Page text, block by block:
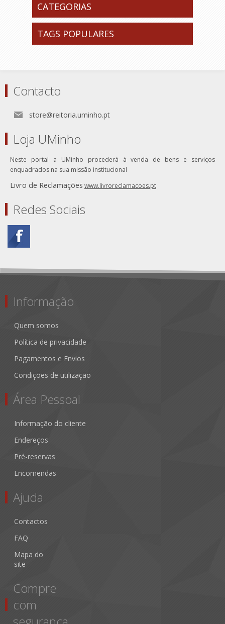
CATEGORIAS
TAGS POPULARES
Contacto
store@reitoria.uminho.pt
Loja UMinho
Neste portal a UMinho procederá à venda de bens e serviços
enquadrados na sua missão institucional
Livro de Reclamações www.livroreclamacoes.pt
Redes Sociais
Informação
Quem somos
Política de privacidade
Pagamentos e Envios
Condições de utilização
Área Pessoal
Informação do cliente
Endereços
Pré-reservas
Encomendas
Ajuda
Contactos
FAQ
Mapa do
site
Compre
com